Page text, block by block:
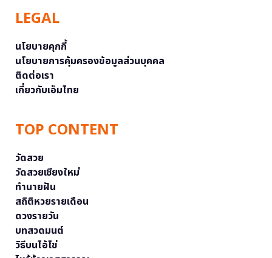
LEGAL
นโยบายคุกกี้
นโยบายการคุ้มครองข้อมูลส่วนบุคคล
ติดต่อเรา
เกี่ยวกับเอ็มไทย
TOP CONTENT
วัดสวย
วัดสวยเชียงใหม่
ทำนายฝัน
สถิติหวยรายเดือน
ดวงรายวัน
บทสวดมนต์
วิธีบนไอ้ไข่